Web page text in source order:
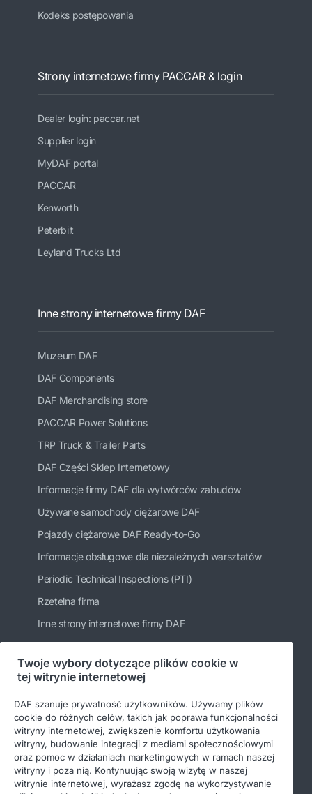
Kodeks postępowania
Strony internetowe firmy PACCAR & login
Dealer login: paccar.net
Supplier login
MyDAF portal
PACCAR
Kenworth
Peterbilt
Leyland Trucks Ltd
Inne strony internetowe firmy DAF
Muzeum DAF
DAF Components
DAF Merchandising store
PACCAR Power Solutions
TRP Truck & Trailer Parts
DAF Części Sklep Internetowy
Informacje firmy DAF dla wytwórców zabudów
Używane samochody ciężarowe DAF
Pojazdy ciężarowe DAF Ready-to-Go
Informacje obsługowe dla niezależnych warsztatów
Periodic Technical Inspections (PTI)
Rzetelna firma
Inne strony internetowe firmy DAF
Bądź na bieżąco
Twoje wybory dotyczące plików cookie w
tej witrynie internetowej
DAF szanuje prywatność użytkowników. Używamy plików
cookie do różnych celów, takich jak poprawa funkcjonalności
witryny internetowej, zwiększenie komfortu użytkowania
witryny, budowanie integracji z mediami społecznościowymi
oraz pomoc w działaniach marketingowych w ramach naszej
witryny i poza nią. Kontynuując swoją wizytę w naszej
witrynie internetowej, wyrażasz zgodę na wykorzystywanie